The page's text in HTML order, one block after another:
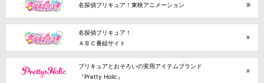
名探偵プリキュア！東映アニメーション
名探偵プリキュア！
ＡＢＣ番組サイト
プリキュアとおそろいの実用アイテムブランド
『Pretty Holic』